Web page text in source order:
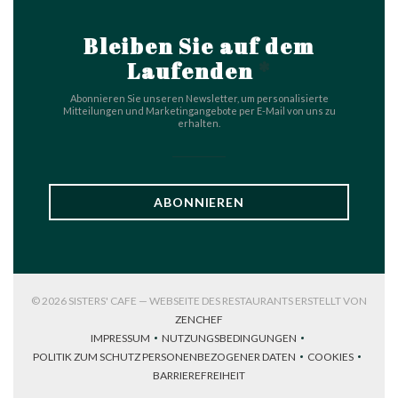
Bleiben Sie auf dem
Laufenden
Abonnieren Sie unseren Newsletter, um personalisierte
Mitteilungen und Marketingangebote per E-Mail von uns zu
erhalten.
ABONNIEREN
© 2026 SISTERS' CAFE — WEBSEITE DES RESTAURANTS ERSTELLT VON
ZENCHEF
IMPRESSUM
((ÖFFNET EIN NEUES FENSTER))
NUTZUNGSBEDINGUNGEN
((ÖFFNET EIN NEUES FENSTER))
POLITIK ZUM SCHUTZ PERSONENBEZOGENER DATEN
((ÖFFNET EIN NEUES FENSTER))
COOKIES
((ÖFFNET
BARRIEREFREIHEIT
((ÖFFNET EIN NEUES FENSTER))